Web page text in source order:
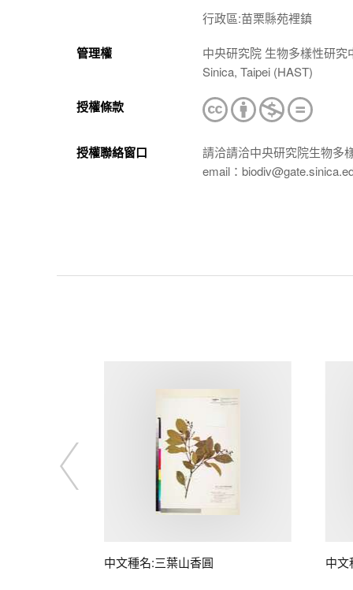
行政區:苗栗縣苑裡鎮
管理權
中央研究院 生物多樣性研究
Sinica, Taipei (HAST)
授權條款
授權聯絡窗口
請洽請洽中央研究院生物多
email：
中文種名:三葉山香圓 中文